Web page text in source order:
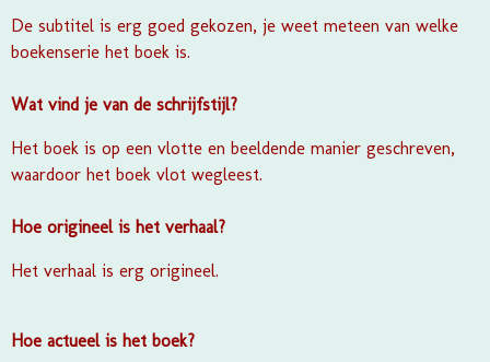
De subtitel is erg goed gekozen, je weet meteen van welke
boekenserie het boek is.
Wat vind je van de schrijfstijl?
Het boek is op een vlotte en beeldende manier geschreven,
waardoor het boek vlot wegleest.
Hoe origineel is het verhaal?
Het verhaal is erg origineel.
Hoe actueel is het boek?